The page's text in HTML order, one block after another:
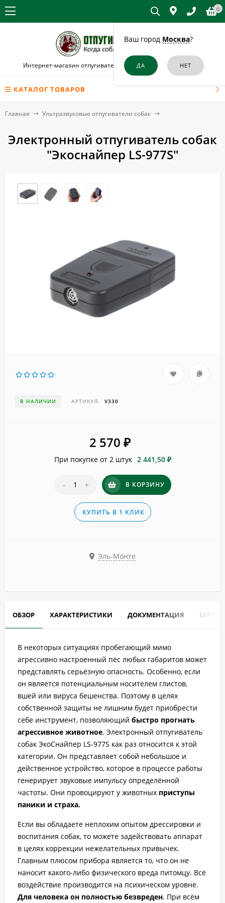
Ваш город Москва?
0
Интернет-магазин отпугивателей собак и кошек в Иркутске
КАТАЛОГ ТОВАРОВ
Главная Ультразвуковые отпугиватели собак
Электронный отпугиватель собак
"Экоснайпер LS-977S"
В НАЛИЧИИ АРТИКУЛ: V330
2 570 ₽
При покупке от 2 штук 2 441,50 ₽
- + В КОРЗИНУ
КУПИТЬ В 1 КЛИК
Эль-Монте
ОБЗОР ХАРАКТЕРИСТИКИ ДОКУМЕНТАЦИЯ
В некоторых ситуациях пробегающий мимо
агрессивно настроенный пёс любых габаритов может
представлять серьёзную опасность. Особенно, если
он является потенциальным носителем глистов,
вшей или вируса бешенства. Поэтому в целях
собственной защиты не лишним будет приобрести
себе инструмент, позволяющий быстро прогнать
агрессивное животное. Электронный отпугиватель
собак ЭкоСнайпер LS-977S как раз относится к этой
категории. Он представляет собой небольшое и
действенное устройство, которое в процессе работы
генерирует звуковые импульсу определённой
частоты. Они провоцируют у животных приступы
паники и страха.
Если вы обладаете неплохим опытом дрессировки и
воспитания собак, то можете задействовать аппарат
в целях коррекции нежелательных привычек.
Главным плюсом прибора является то, что он не
наносит какого-либо физического вреда питомцу. Всё
воздействие производится на психическом уровне.
Для человека он полностью безвреден. При всём